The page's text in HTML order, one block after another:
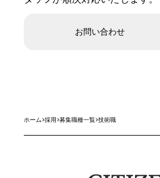
お問い合わせ
ホーム>採用>募集職種一覧>技術職